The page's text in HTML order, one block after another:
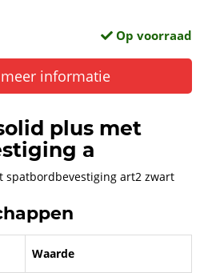
Op voorraad
informatie
plus met
a
spatbordbevestiging art2 zwart
Waarde